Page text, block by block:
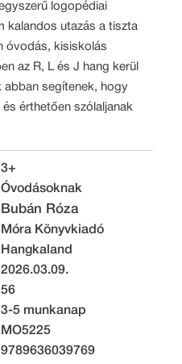
logopédiai
kalandos utazás a tiszta
óvodás, kisiskolás
az R, L és J hang kerül
abban segítenek, hogy
érthetően szólaljanak
3+
Óvodásoknak
Bubán Róza
Móra Könyvkiadó
Hangkaland
2026.03.09.
56
3-5 munkanap
MO5225
9789636039769